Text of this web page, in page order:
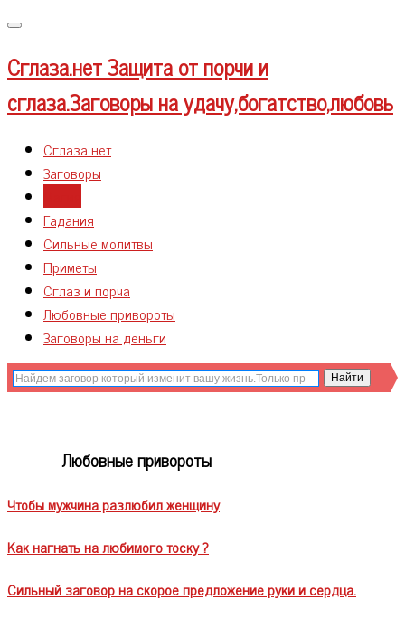
Меню
Сглаза.нетЗащита от порчи и
сглаза.Заговоры на удачу,богатство,любовь
Сглаза нет
Заговоры
Гадания
Сильные молитвы
Приметы
Сглаз и порча
Любовные привороты
Заговоры на деньги
Любовные привороты
Чтобы мужчина разлюбил женщину
Как нагнать на любимого тоску ?
Сильный заговор на скорое предложение руки и сердца.